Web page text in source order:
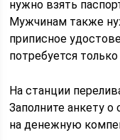
нужно взять
Мужчинам также
приписное
потребуется только
На станции
Заполните анкету
на денежную